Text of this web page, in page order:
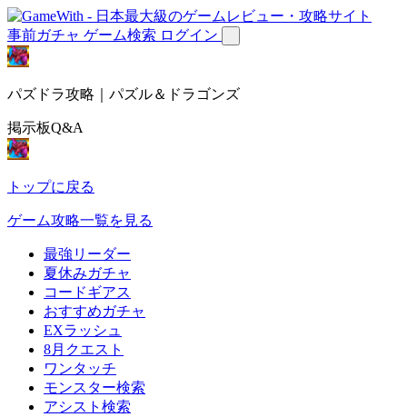
事前ガチャ ゲーム検索 ログイン
パズドラ攻略｜パズル＆ドラゴンズ
掲示板Q&A
トップに戻る
ゲーム攻略一覧を見る
最強リーダー
夏休みガチャ
コードギアス
おすすめガチャ
EXラッシュ
8月クエスト
ワンタッチ
モンスター検索
アシスト検索